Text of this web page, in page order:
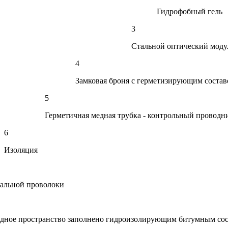
Гидрофобный гель
3
Стальной оптический
4
Замковая броня с герметизирующим
5
Герметичная медная трубка - контрольный
6
Изоляция
проволоки
пространство заполнено гидроизолирующим битумным